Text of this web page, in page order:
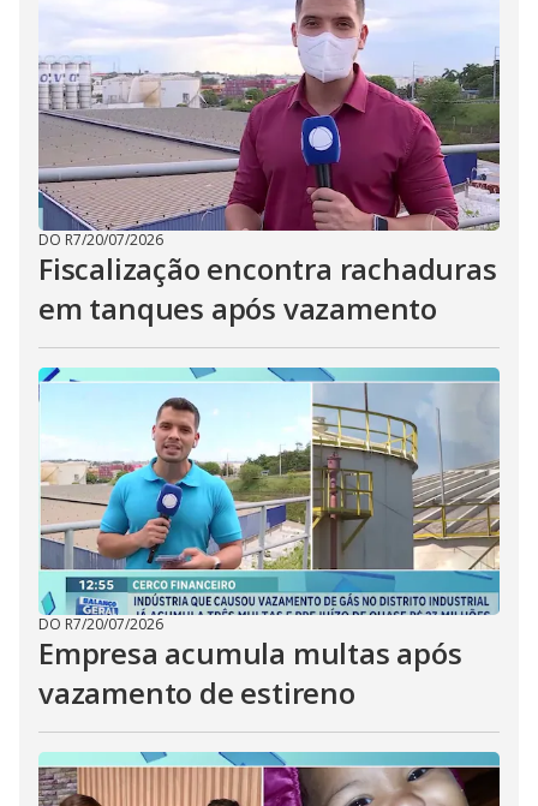
DO R7/20/07/2026
Fiscalização encontra rachaduras
em tanques após vazamento
DO R7/20/07/2026
Empresa acumula multas após
vazamento de estireno